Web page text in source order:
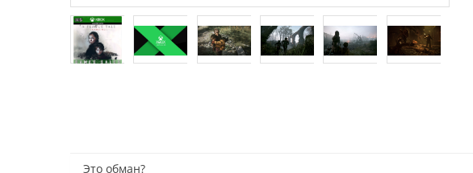
Это обман?